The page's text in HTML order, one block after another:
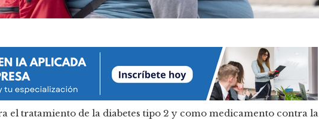
el tratamiento de la diabetes tipo 2 y como medicamento contra la